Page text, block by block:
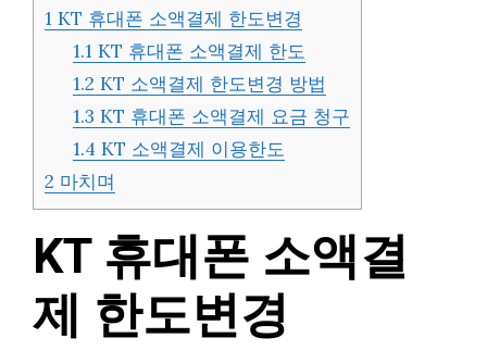
1 KT 휴대폰 소액결제 한도변경
1.1KT 휴대폰 소액결제 한도
1.2 KT 소액결제 한도변경 방법
1.3 KT 휴대폰 소액결제 요금 청구
1.4 KT 소액결제 이용한도
2 마치며
KT 휴대폰 소액결
제 한도변경